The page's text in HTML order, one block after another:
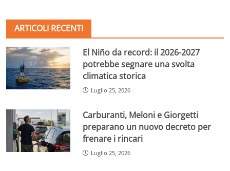
ARTICOLI RECENTI
El Niño da record: il 2026-2027
potrebbe segnare una svolta
climatica storica
Luglio 25, 2026
Carburanti, Meloni e Giorgetti
preparano un nuovo decreto per
frenare i rincari
Luglio 25, 2026